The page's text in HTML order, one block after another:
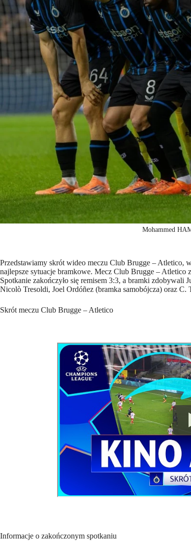
Mohammed
Przedstawiamy skrót wideo meczu Club Brugge – Atletico,
najlepsze sytuacje bramkowe. Mecz Club Brugge – Atletico
Spotkanie zakończyło się remisem 3:3, a bramki
Nicolò Tresoldi, Joel Ordóñez (bramka samobójcza) oraz C.
Skrót meczu Club Brugge – Atletico
Informacje o zakończonym spotkaniu